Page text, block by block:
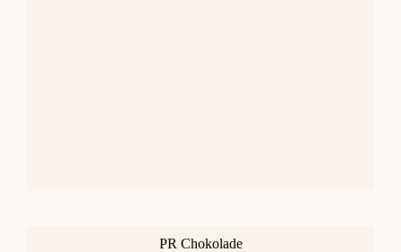
PR Chokolade